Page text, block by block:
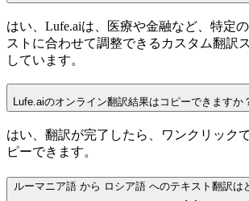
はい、Lufe.aiは、医療や金融など、特定
ストに合わせて調整できるカスタム翻訳
しています。
Lufe.aiのオンライン翻訳結果はコピーできますか
はい、翻訳が完了したら、ワンクリック
ピーできます。
ルーマニア語 から ロシア語 へのテキスト翻訳は